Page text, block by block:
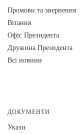
Промови та звернення
Вiтання
Офіс Президента
Дружина Президента
Всі новини
ДОКУМЕНТИ
Укази